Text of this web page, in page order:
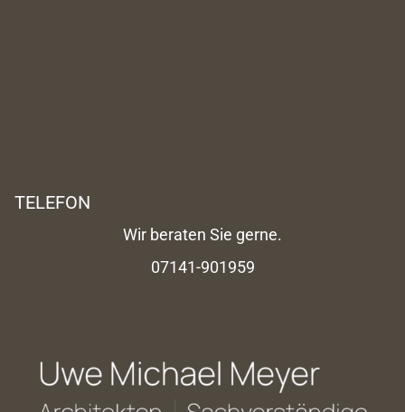
TELEFON
Wir beraten Sie gerne.
07141-901959